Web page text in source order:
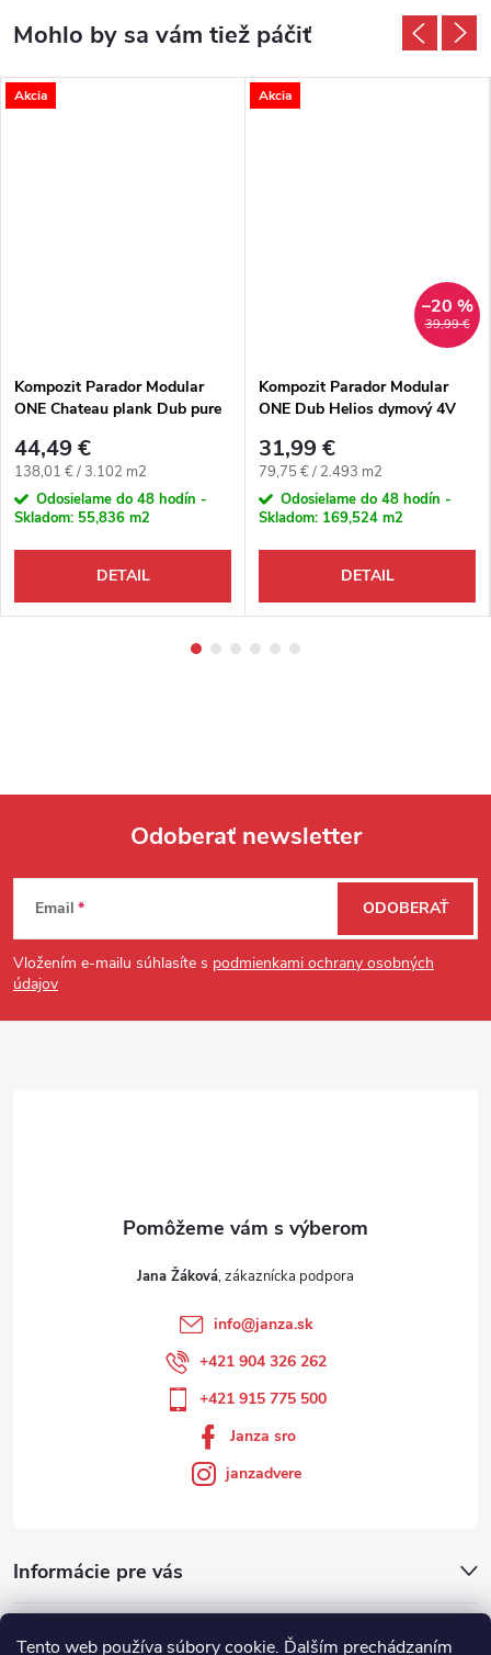
Tento web používa súbory cookie. Ďalším prechádzaním
Akcia
Kompozit Parador Modular
ONE Chateau plank Dub pure
44,49 €
Jednotková cena:
138,01 € / 3.102 m2
Odosielame do 48 hodín -
Skladom: 55,836 m2
DETAIL
Akcia
39,99 €
–20 %
Kompozit Parador Modular
ONE Dub Helios dymový 4V
31,99 €
Jednotková cena:
79,75 € / 2.493 m2
Odosielame do 48 hodín -
Skladom: 169,524 m2
DETAIL
Zápätie
Odoberať newsletter
Email
Vložením e-mailu súhlasíte s podmienkami ochrany osobných
údajov
ODOBERAŤ
Informácie pre vás
Jana Žáková
info@janza.sk
+421 904 326 262
+421 915 775 500
Janza sro
janzadvere